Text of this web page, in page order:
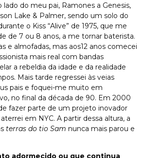
do meu pai, Ramones a Genesis,
Lake & Palmer, sendo um solo do
o Kiss “Alive” de 1975, que me
de 7 ou 8 anos, a me tornar baterista.
e almofadas, mas aos12 anos comecei
mais real com bandas
a rebeldia da idade e da realidade
Mais tarde regressei às veias
pais e foquei-me muito em
no final da década de 90. Em 2000
fazer parte de um projeto inovador
em NYC. A partir dessa altura, a
terras do tio Sam nunca mais parou e
adormecido ou que continua